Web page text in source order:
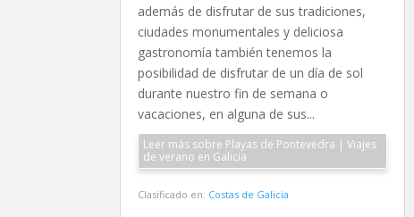
además de disfrutar de sus tradiciones,
ciudades monumentales y deliciosa
gastronomía también tenemos la
posibilidad de disfrutar de un día de sol
durante nuestro fin de semana o
vacaciones, en alguna de sus...
Leer más sobre Playas de Pontevedra | Viajes
de verano en Galicia
Clasificado en: Costas de Galicia